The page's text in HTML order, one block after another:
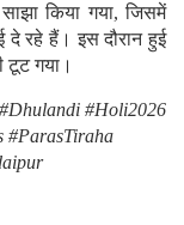
किया गया, जिसमें
दे रहे हैं। इस दौरान हुई
टूट गया।
#Holi2026
#ParasTiraha